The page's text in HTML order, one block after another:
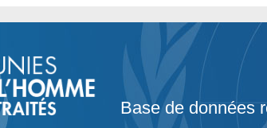
Base de données